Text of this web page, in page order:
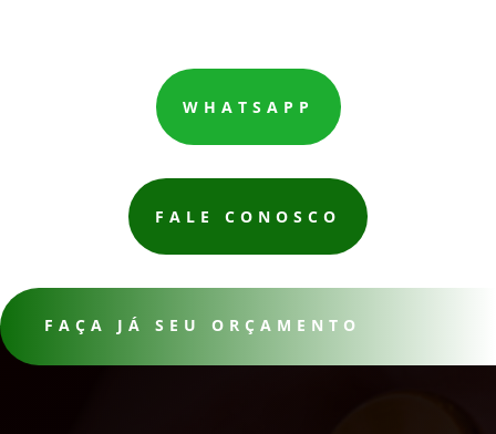
WHATSAPP
FALE CONOSCO
FAÇA JÁ SEU ORÇAMENTO